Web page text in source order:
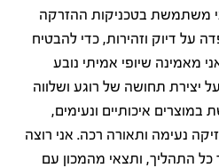
משתמשת בטכניקות ההזרקה
על דיוק וזהירות, כדי להבטיח
מאמינה שיופי אמיתי נובע
יצירת תחושה של רוגע ושלווה
איכותיים ונעימים,
נעימה ותאורה רכה. אני רוצה
כל התהליך, ותצאי מהמכון עם